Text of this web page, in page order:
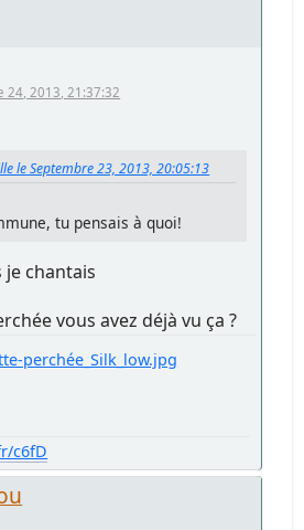
24, 2013, 21:37:32
le Septembre 23, 2013, 20:05:13
tu pensais à quoi!
je chantais
vous avez déjà vu ça ?
perchée_Silk_low.jpg
c6fD